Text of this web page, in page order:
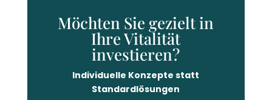
Möchten Sie gezielt in
Ihre Vitalität
investieren?
Individuelle Konzepte statt
Standardlösungen